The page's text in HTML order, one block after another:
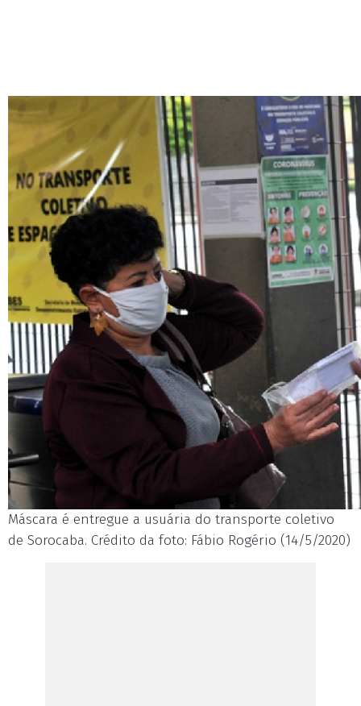
Máscara é entregue a usuária do transporte coletivo
de Sorocaba. Crédito da foto: Fábio Rogério (14/5/2020)